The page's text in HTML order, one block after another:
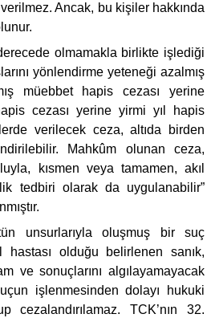
Ancak, bu kişiler hakkında
olmamakla birlikte işlediği
yönlendirme yeteneği azalmış
müebbet hapis cezası yerine
cezası yerine yirmi yıl hapis
verilecek ceza, altıda birden
Mahkûm olunan ceza,
kısmen veya tamamen, akıl
tedbiri olarak da uygulanabilir”
unsurlarıyla oluşmuş bir suç
hastası olduğu belirlenen sanık,
ve sonuçlarını algılayamayacak
işlenmesinden dolayı hukuki
cezalandırılamaz. TCK’nın 32.